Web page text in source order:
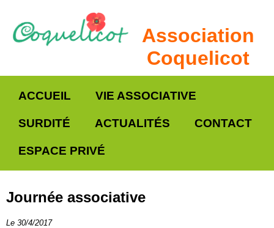
Association
Coquelicot
ACCUEIL VIE ASSOCIATIVE
SURDITÉ ACTUALITÉS CONTACT
ESPACE PRIVÉ
Journée associative
Le 30/4/2017